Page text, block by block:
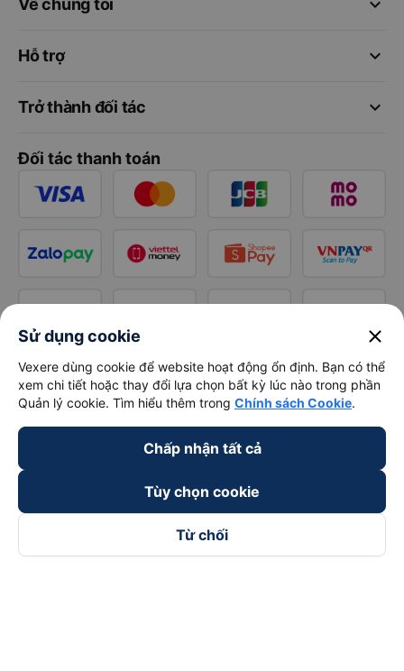
keyboard_arrow_down
Về chúng tôi
keyboard_arrow_down
Hỗ trợ
keyboard_arrow_down
Trở thành đối tác
Đối tác thanh toán
Sử dụng cookie close
Vexere dùng cookie để website hoạt động ổn định. Bạn có thể
xem chi tiết hoặc thay đổi lựa chọn bất kỳ lúc nào trong phần
Quản lý cookie. Tìm hiểu thêm trong Chính sách Cookie.
Chấp nhận tất cả
Tùy chọn cookie
Từ chối